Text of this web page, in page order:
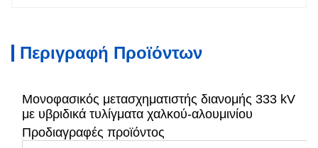
Περιγραφή Προϊόντων
Μονοφασικός μετασχηματιστής διανομής 333 kV
με υβριδικά τυλίγματα χαλκού-αλουμινίου
Προδιαγραφές προϊόντος